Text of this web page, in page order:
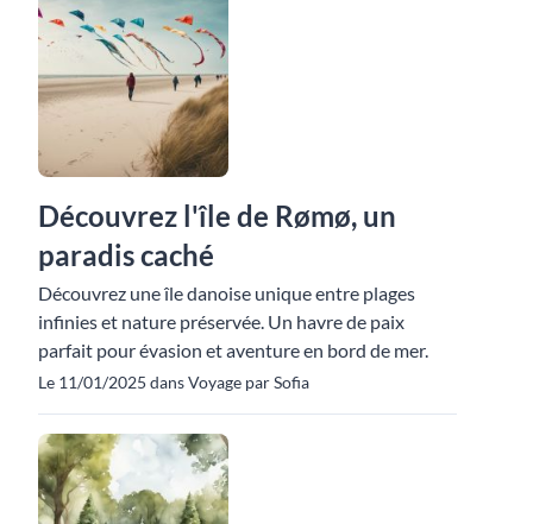
Découvrez l'île de Rømø, un
paradis caché
Découvrez une île danoise unique entre plages
infinies et nature préservée. Un havre de paix
parfait pour évasion et aventure en bord de mer.
Le 11/01/2025 dans Voyage par Sofia